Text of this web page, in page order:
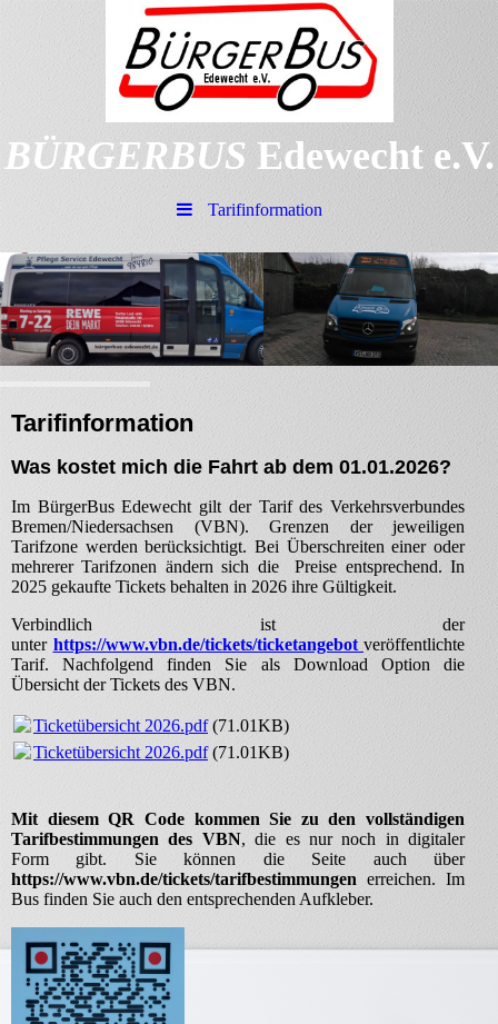
BÜRGERBUS Edewecht e.V.
Tarifinformation
Tarifinformation
Was kostet mich die Fahrt ab dem 01.01.2026?
Im BürgerBus Edewecht gilt der Tarif des Verkehrsverbundes
Bremen/Niedersachsen (VBN). Grenzen der jeweiligen
Tarifzone werden berücksichtigt. Bei Überschreiten einer oder
mehrerer Tarifzonen ändern sich die Preise entsprechend. In
2025 gekaufte Tickets behalten in 2026 ihre Gültigkeit.
Verbindlich ist der
unter https://www.vbn.de/tickets/ticketangebot veröffentlichte
Tarif. Nachfolgend finden Sie als Download Option die
Übersicht der Tickets des VBN.
Ticketübersicht 2026.pdf(71.01KB)
Ticketübersicht 2026.pdf(71.01KB)
Mit diesem QR Code kommen Sie zu den vollständigen
Tarifbestimmungen des VBN, die es nur noch in digitaler
Form gibt. Sie können die Seite auch über
https://www.vbn.de/tickets/tarifbestimmungen erreichen. Im
Bus finden Sie auch den entsprechenden Aufkleber.